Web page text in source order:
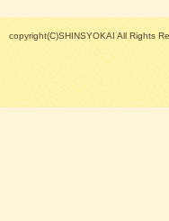
copyright(C)SHINSYOKAI All Rights